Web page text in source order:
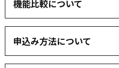
機能比較について
申込み方法について